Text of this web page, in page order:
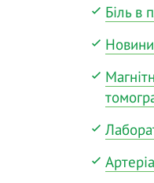
Біль в
Новини